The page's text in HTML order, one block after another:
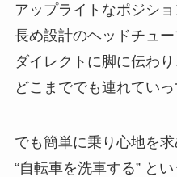
アップライトなポジシ
長め設計のヘッドチュ
ダイレクトに脚に伝わ
どこまででも連れてい
でも簡単に乗り心地を求
“自転車を洗車する” と